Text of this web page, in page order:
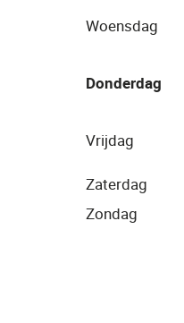
Woensdag
Donderdag
Vrijdag
Zaterdag
Zondag